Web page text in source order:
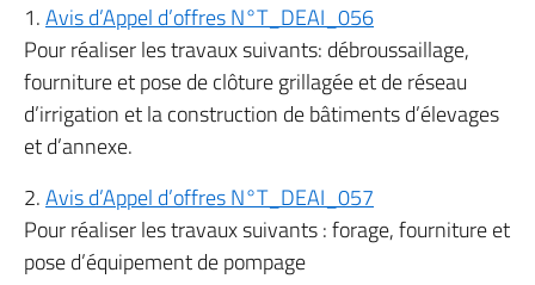
1.Avis d’Appel d’offres N°T_DEAI_056
Pour réaliser les travaux suivants: débroussaillage,
fourniture et pose de clôture grillagée et de réseau
d’irrigation et la construction de bâtiments d’élevages
et d’annexe.
2.Avis d’Appel d’offres N°T_DEAI_057
Pour réaliser les travaux suivants : forage, fourniture et
pose d’équipement de pompage